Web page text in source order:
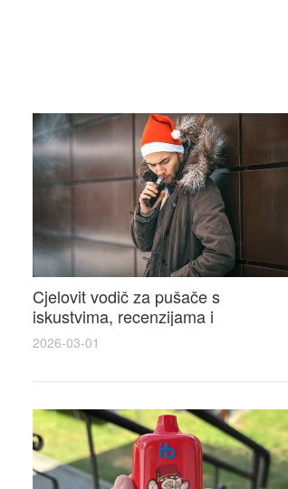
Cjelovit vodič za pušače s
iskustvima, recenzijama i
raspravama o e-cigarette na e
cigareta forum
2026-03-01